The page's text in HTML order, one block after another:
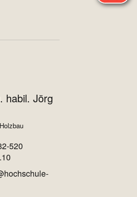
habil. Jörg
520